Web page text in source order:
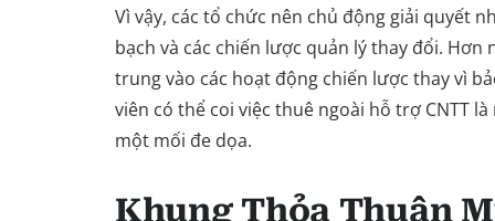
Vì vậy, các tổ chức nên chủ động giải quyết
bạch và các chiến lược quản lý thay đổi.
trung vào các hoạt động chiến lược thay vì
viên có thể coi việc thuê ngoài hỗ trợ CNTT
một mối đe dọa.
Khung Thỏa Thuận